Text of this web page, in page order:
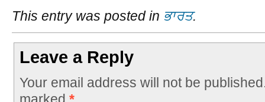
This entry was posted in ਭਾਰਤ.
Leave a Reply
Your email address will not be
marked *